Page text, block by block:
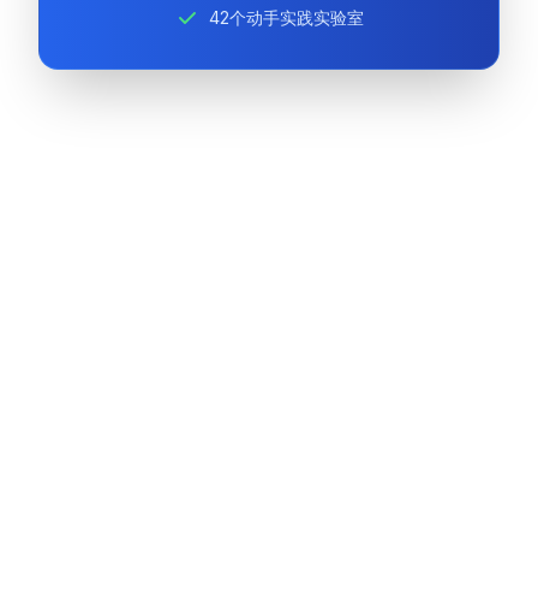
42个动手实践实验室